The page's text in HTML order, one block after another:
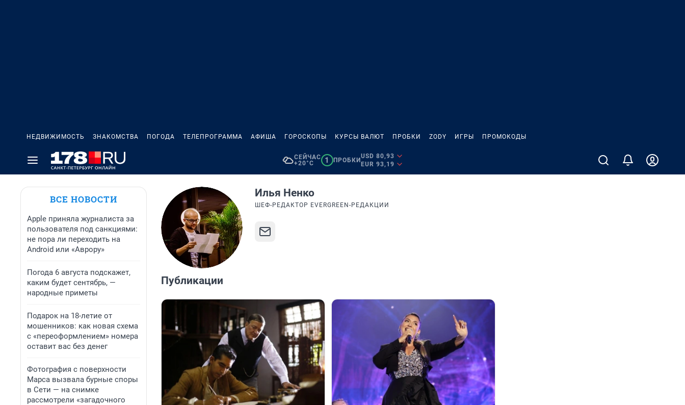
НЕДВИЖИМОСТЬ ЗНАКОМСТВА ПОГОДА ТЕЛЕПРОГРАММА АФИША ГОРОСКОПЫ КУРСЫ ВАЛЮТ ПРОБКИ ZODY ИГРЫ ПРОМОКОДЫ
СЕЙЧАС
+20°C
1 ПРОБКИ
USD 80,93
EUR 93,19
ВСЕ НОВОСТИ
Apple приняла журналиста за
пользователя под санкциями:
не пора ли переходить на
Android или «Аврору»
Погода 6 августа подскажет,
каким будет сентябрь, —
народные приметы
Подарок на 18-летие от
мошенников: как новая схема
с «переоформлением» номера
оставит вас без денег
Фотография с поверхности
Марса вызвала бурные споры
в Сети — на снимке
рассмотрели «загадочного
Илья Ненко
ШЕФ-РЕДАКТОР EVERGREEN-РЕДАКЦИИ
Публикации